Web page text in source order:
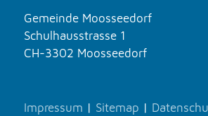
Gemeinde Moosseedorf
Schulhausstrasse 1
CH-3302 Moosseedorf
Impressum | Sitemap |